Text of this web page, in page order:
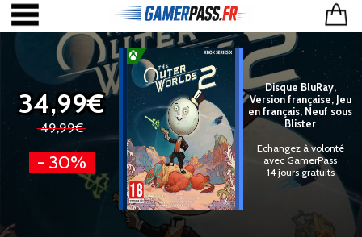
34,99€
49,99€
- 30%
Disque BluRay,
Version française, Jeu
en français, Neuf sous
Blister
Echangez à volonté
avec GamerPass
14 jours gratuits